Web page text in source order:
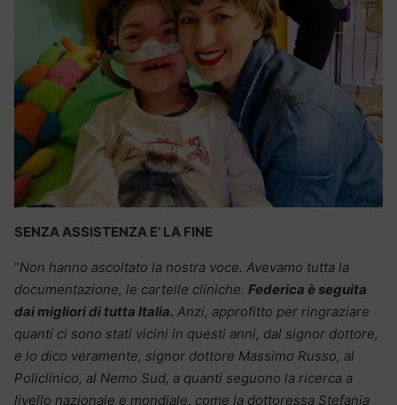
SENZA ASSISTENZA E’ LA FINE
“Non hanno ascoltato la nostra voce. Avevamo tutta la
documentazione, le cartelle cliniche. Federica è seguita
dai migliori di tutta Italia. Anzi, approfitto per ringraziare
quanti ci sono stati vicini in questi anni, dal signor dottore,
e lo dico veramente, signor dottore Massimo Russo, al
Policlinico, al Nemo Sud, a quanti seguono la ricerca a
livello nazionale e mondiale, come la dottoressa Stefania